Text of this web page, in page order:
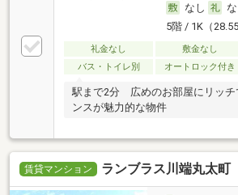
なし
5階 / 1K（
礼金なし 敷金なし
バス・トイレ別
オートロック付き
駅まで2分 広めのお部屋にリッチ
ンスが魅力的な物件
賃貸マンション ランブラス川端丸太町